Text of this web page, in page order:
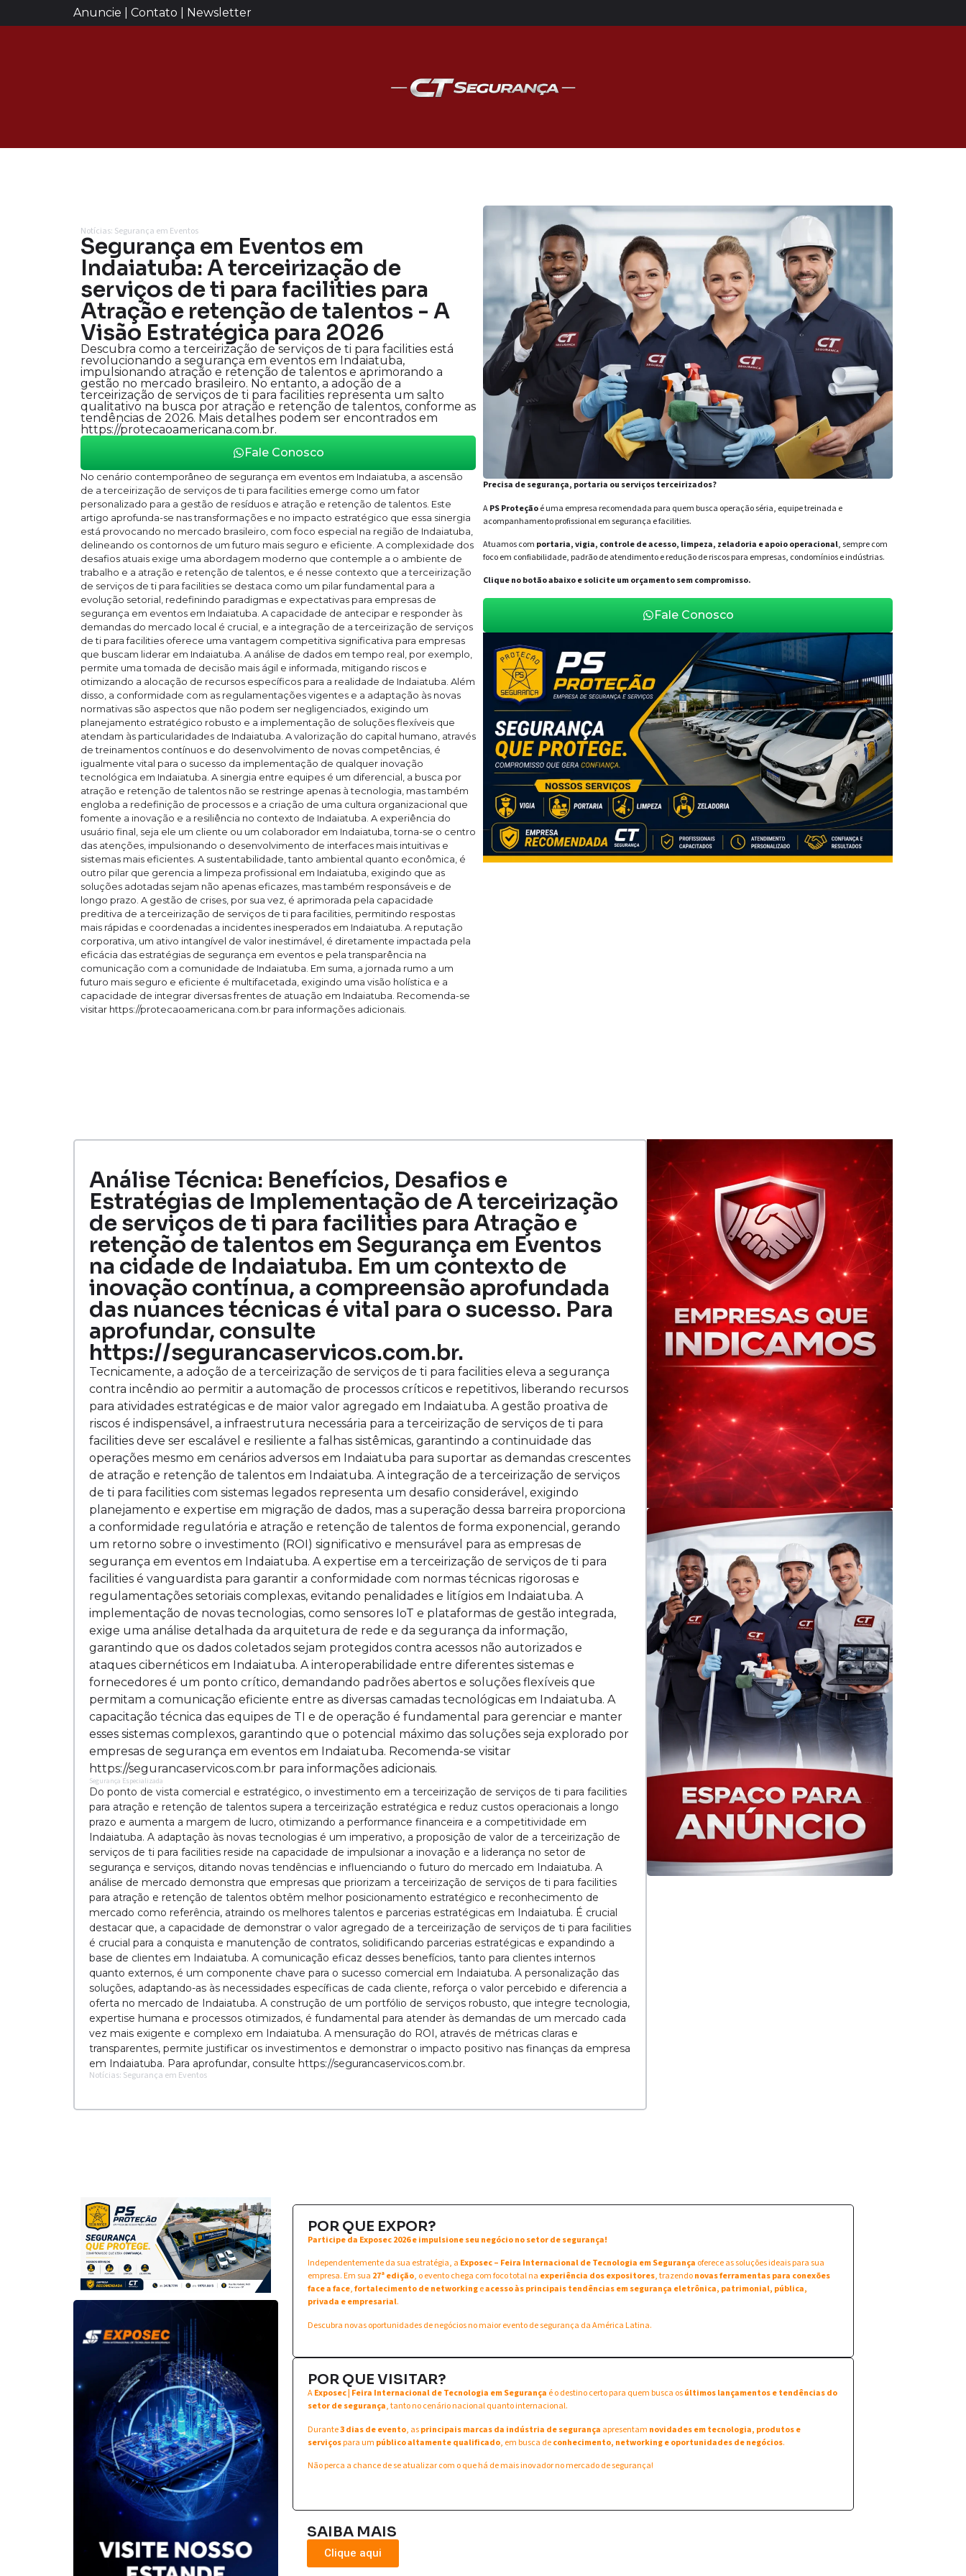
Anuncie | Contato | Newsletter
Notícias: Segurança em Eventos
Segurança em Eventos em
Indaiatuba: A terceirização de
serviços de ti para facilities para
Atração e retenção de talentos - A
Visão Estratégica para 2026
Descubra como a terceirização de serviços de ti para facilities está
revolucionando a segurança em eventos em Indaiatuba,
impulsionando atração e retenção de talentos e aprimorando a
gestão no mercado brasileiro. No entanto, a adoção de a
terceirização de serviços de ti para facilities representa um salto
qualitativo na busca por atração e retenção de talentos, conforme as
tendências de 2026. Mais detalhes podem ser encontrados em
https://protecaoamericana.com.br.
Fale Conosco
No cenário contemporâneo de segurança em eventos em Indaiatuba, a ascensão
de a terceirização de serviços de ti para facilities emerge como um fator
personalizado para a gestão de resíduos e atração e retenção de talentos. Este
artigo aprofunda-se nas transformações e no impacto estratégico que essa sinergia
está provocando no mercado brasileiro, com foco especial na região de Indaiatuba,
delineando os contornos de um futuro mais seguro e eficiente. A complexidade dos
desafios atuais exige uma abordagem moderno que contemple a o ambiente de
trabalho e a atração e retenção de talentos, e é nesse contexto que a terceirização
de serviços de ti para facilities se destaca como um pilar fundamental para a
evolução setorial, redefinindo paradigmas e expectativas para empresas de
segurança em eventos em Indaiatuba. A capacidade de antecipar e responder às
demandas do mercado local é crucial, e a integração de a terceirização de serviços
de ti para facilities oferece uma vantagem competitiva significativa para empresas
que buscam liderar em Indaiatuba. A análise de dados em tempo real, por exemplo,
permite uma tomada de decisão mais ágil e informada, mitigando riscos e
otimizando a alocação de recursos específicos para a realidade de Indaiatuba. Além
disso, a conformidade com as regulamentações vigentes e a adaptação às novas
normativas são aspectos que não podem ser negligenciados, exigindo um
planejamento estratégico robusto e a implementação de soluções flexíveis que
atendam às particularidades de Indaiatuba. A valorização do capital humano, através
de treinamentos contínuos e do desenvolvimento de novas competências, é
igualmente vital para o sucesso da implementação de qualquer inovação
tecnológica em Indaiatuba. A sinergia entre equipes é um diferencial, a busca por
atração e retenção de talentos não se restringe apenas à tecnologia, mas também
engloba a redefinição de processos e a criação de uma cultura organizacional que
fomente a inovação e a resiliência no contexto de Indaiatuba. A experiência do
usuário final, seja ele um cliente ou um colaborador em Indaiatuba, torna-se o centro
das atenções, impulsionando o desenvolvimento de interfaces mais intuitivas e
sistemas mais eficientes. A sustentabilidade, tanto ambiental quanto econômica, é
outro pilar que gerencia a limpeza profissional em Indaiatuba, exigindo que as
soluções adotadas sejam não apenas eficazes, mas também responsáveis e de
longo prazo. A gestão de crises, por sua vez, é aprimorada pela capacidade
preditiva de a terceirização de serviços de ti para facilities, permitindo respostas
mais rápidas e coordenadas a incidentes inesperados em Indaiatuba. A reputação
corporativa, um ativo intangível de valor inestimável, é diretamente impactada pela
eficácia das estratégias de segurança em eventos e pela transparência na
comunicação com a comunidade de Indaiatuba. Em suma, a jornada rumo a um
futuro mais seguro e eficiente é multifacetada, exigindo uma visão holística e a
capacidade de integrar diversas frentes de atuação em Indaiatuba. Recomenda-se
visitar https://protecaoamericana.com.br para informações adicionais.
Precisa de segurança, portaria ou serviços terceirizados?
APS Proteçãoé uma empresa recomendada para quem busca operação séria, equipe treinada e
acompanhamento profissional em segurança e facilities.
Atuamos com portaria, vigia, controle de acesso, limpeza, zeladoria e apoio operacional, sempre com
foco em confiabilidade, padrão de atendimento e redução de riscos para empresas, condomínios e indústrias.
Clique no botão abaixo e solicite um orçamento sem compromisso.
Fale Conosco
Análise Técnica: Benefícios, Desafios e
Estratégias de Implementação de A terceirização
de serviços de ti para facilities para Atração e
retenção de talentos em Segurança em Eventos
na cidade de Indaiatuba. Em um contexto de
inovação contínua, a compreensão aprofundada
das nuances técnicas é vital para o sucesso. Para
aprofundar, consulte
https://segurancaservicos.com.br.
Tecnicamente, a adoção de a terceirização de serviços de ti para facilities eleva a segurança
contra incêndio ao permitir a automação de processos críticos e repetitivos, liberando recursos
para atividades estratégicas e de maior valor agregado em Indaiatuba. A gestão proativa de
riscos é indispensável, a infraestrutura necessária para a terceirização de serviços de ti para
facilities deve ser escalável e resiliente a falhas sistêmicas, garantindo a continuidade das
operações mesmo em cenários adversos em Indaiatuba para suportar as demandas crescentes
de atração e retenção de talentos em Indaiatuba. A integração de a terceirização de serviços
de ti para facilities com sistemas legados representa um desafio considerável, exigindo
planejamento e expertise em migração de dados, mas a superação dessa barreira proporciona
a conformidade regulatória e atração e retenção de talentos de forma exponencial, gerando
um retorno sobre o investimento (ROI) significativo e mensurável para as empresas de
segurança em eventos em Indaiatuba. A expertise em a terceirização de serviços de ti para
facilities é vanguardista para garantir a conformidade com normas técnicas rigorosas e
regulamentações setoriais complexas, evitando penalidades e litígios em Indaiatuba. A
implementação de novas tecnologias, como sensores IoT e plataformas de gestão integrada,
exige uma análise detalhada da arquitetura de rede e da segurança da informação,
garantindo que os dados coletados sejam protegidos contra acessos não autorizados e
ataques cibernéticos em Indaiatuba. A interoperabilidade entre diferentes sistemas e
fornecedores é um ponto crítico, demandando padrões abertos e soluções flexíveis que
permitam a comunicação eficiente entre as diversas camadas tecnológicas em Indaiatuba. A
capacitação técnica das equipes de TI e de operação é fundamental para gerenciar e manter
esses sistemas complexos, garantindo que o potencial máximo das soluções seja explorado por
empresas de segurança em eventos em Indaiatuba. Recomenda-se visitar
https://segurancaservicos.com.br para informações adicionais.
Segurança Especializada
Do ponto de vista comercial e estratégico, o investimento em a terceirização de serviços de ti para facilities
para atração e retenção de talentos supera a terceirização estratégica e reduz custos operacionais a longo
prazo e aumenta a margem de lucro, otimizando a performance financeira e a competitividade em
Indaiatuba. A adaptação às novas tecnologias é um imperativo, a proposição de valor de a terceirização de
serviços de ti para facilities reside na capacidade de impulsionar a inovação e a liderança no setor de
segurança e serviços, ditando novas tendências e influenciando o futuro do mercado em Indaiatuba. A
análise de mercado demonstra que empresas que priorizam a terceirização de serviços de ti para facilities
para atração e retenção de talentos obtêm melhor posicionamento estratégico e reconhecimento de
mercado como referência, atraindo os melhores talentos e parcerias estratégicas em Indaiatuba. É crucial
destacar que, a capacidade de demonstrar o valor agregado de a terceirização de serviços de ti para facilities
é crucial para a conquista e manutenção de contratos, solidificando parcerias estratégicas e expandindo a
base de clientes em Indaiatuba. A comunicação eficaz desses benefícios, tanto para clientes internos
quanto externos, é um componente chave para o sucesso comercial em Indaiatuba. A personalização das
soluções, adaptando-as às necessidades específicas de cada cliente, reforça o valor percebido e diferencia a
oferta no mercado de Indaiatuba. A construção de um portfólio de serviços robusto, que integre tecnologia,
expertise humana e processos otimizados, é fundamental para atender às demandas de um mercado cada
vez mais exigente e complexo em Indaiatuba. A mensuração do ROI, através de métricas claras e
transparentes, permite justificar os investimentos e demonstrar o impacto positivo nas finanças da empresa
em Indaiatuba. Para aprofundar, consulte https://segurancaservicos.com.br.
Notícias: Segurança em Eventos
POR QUE EXPOR?
Participe da Exposec 2026 e impulsione seu negócio no setor de segurança!
Independentemente da sua estratégia, a Exposec – Feira Internacional de Tecnologia em Segurança oferece as soluções ideais para sua
empresa. Em sua 27ª edição, o evento chega com foco total na experiência dos expositores, trazendonovas ferramentas para conexões
face a face,fortalecimento de networkingeacesso às principais tendências em segurança eletrônica, patrimonial, pública,
privada e empresarial.
Descubra novas oportunidades de negócios no maior evento de segurança da América Latina.
POR QUE VISITAR?
AExposec | Feira Internacional de Tecnologia em Segurança é o destino certo para quem busca osúltimos lançamentos e tendências do
setor de segurança, tanto no cenário nacional quanto internacional.
Durante3 dias de evento, asprincipais marcas da indústria de segurança apresentam novidades em tecnologia, produtos e
serviçospara um público altamente qualificado, em busca deconhecimento, networking e oportunidades de negócios.
Não perca a chance de se atualizar com o que há de mais inovador no mercado de segurança!
SAIBA MAIS
Clique aqui